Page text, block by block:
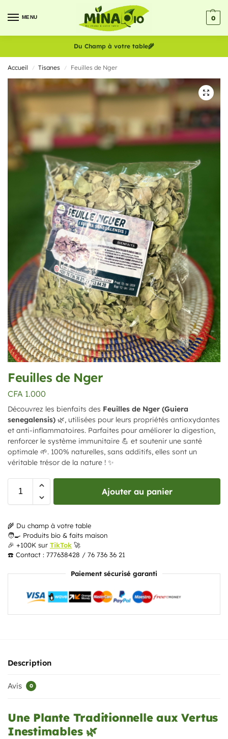
MENU 0
Du Champ à votre table🌾
Accueil / Tisanes / Feuilles de Nger
Feuilles de Nger
CFA 1.000
Découvrez les bienfaits des Feuilles de Nger (Guiera
senegalensis) 🌿, utilisées pour leurs propriétés antioxydantes
et anti-inflammatoires. Parfaites pour améliorer la digestion,
renforcer le système immunitaire 💪 et soutenir une santé
optimale 🌱. 100% naturelles, sans additifs, elles sont un
véritable trésor de la nature ! ✨
Ajouter au panier
🌾 Du champ à votre table
🧑‍🍳 Produits bio & faits maison
🎉 +100K sur TikTok 🚀
☎️ Contact : 777638428 / 76 736 36 21
Paiement sécurisé garanti
Description
Avis 0
Une Plante Traditionnelle aux Vertus
Inestimables 🌿